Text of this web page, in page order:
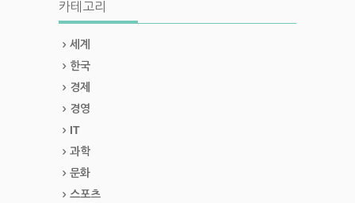
카테고리
세계
한국
경제
경영
IT
과학
문화
스포츠